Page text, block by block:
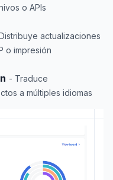
o APIs
actualizaciones
o impresión
- Traduce
a múltiples idiomas